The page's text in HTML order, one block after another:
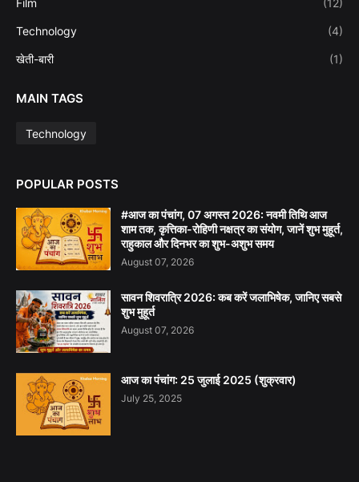
Film (12)
Technology (4)
खेती-बारी (1)
MAIN TAGS
Technology
POPULAR POSTS
#आज का पंचांग, 07 अगस्त 2026: नवमी तिथि आज
शाम तक, कृत्तिका-रोहिणी नक्षत्र का संयोग, जानें शुभ मुहूर्त,
राहुकाल और दिनभर का शुभ-अशुभ समय
August 07, 2026
सावन शिवरात्रि 2026: कब करें जलाभिषेक, जानिए सबसे
शुभ मुहूर्त
August 07, 2026
आज का पंचांग: 25 जुलाई 2025 (शुक्रवार)
July 25, 2025